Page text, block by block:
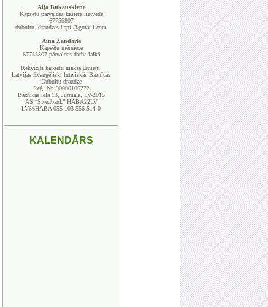
Aija Bukauskiene
Kapsētu pārvaldes kasiere lietvede
67755807
dubultu. draudzes.kapi.@gmai l.com
Aina Zandarte
Kapsētu mērniece
67755807 pārvaldes darba laikā
Rekvizīti kapsētu maksajumiem:
Latvijas Evaņģēliski luteriskās Baznīcas
Dubultu draudze
Reģ. Nr. 90000106272
Baznicas iela 13, Jūrmala, LV-2015
AS “Swedbank” HABA22LV
LV66HABA 055 103 556 514 0
KALENDĀRS